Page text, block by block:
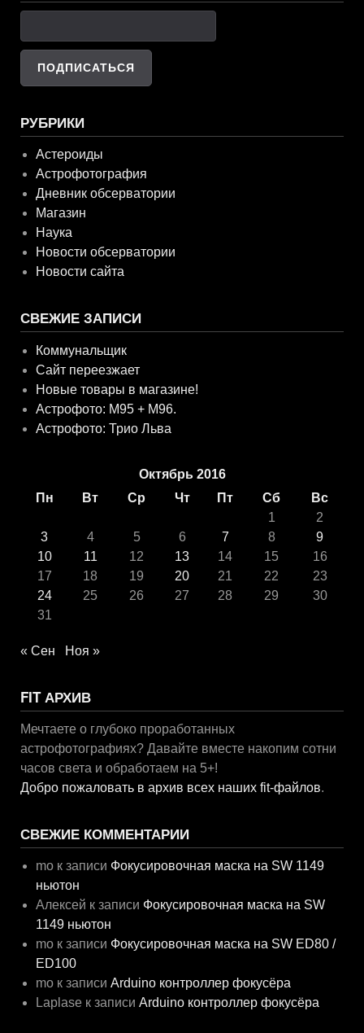
РУБРИКИ
Астероиды
Астрофотография
Дневник обсерватории
Магазин
Наука
Новости обсерватории
Новости сайта
СВЕЖИЕ ЗАПИСИ
Коммунальщик
Сайт переезжает
Новые товары в магазине!
Астрофото: M95 + M96.
Астрофото: Трио Льва
Октябрь 2016
Пн
Вт Ср Чт Пт Сб
Вс
1
2
3
4 5 6 7 8
9
10
11 12 13 14 15
16
17
18 19 20 21 22
23
24
25 26 27 28 29
30
31
« Сен Ноя »
FIT АРХИВ
Мечтаете о глубоко проработанных
астрофотографиях? Давайте вместе накопим сотни
часов света и обработаем на 5+!
Добро пожаловать в архив всех наших fit-файлов.
СВЕЖИЕ КОММЕНТАРИИ
mo к записи Фокусировочная маска на SW 1149
ньютон
Алексей к записи Фокусировочная маска на SW
1149 ньютон
mo к записи Фокусировочная маска на SW ED80 /
ED100
mo к записиArduino контроллер фокусёра
Laplase к записиArduino контроллер фокусёра